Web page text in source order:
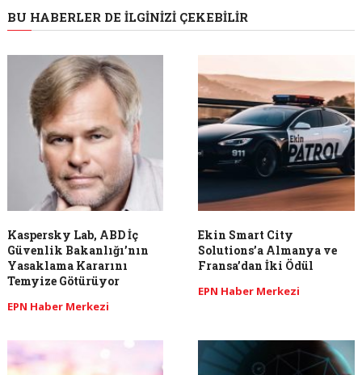
BU HABERLER DE İLGINIZI ÇEKEBILIR
Kaspersky Lab, ABD İç
Güvenlik Bakanlığı’nın
Yasaklama Kararını
Temyize Götürüyor
EPN Haber Merkezi
Ekin Smart City
Solutions’a Almanya ve
Fransa’dan İki Ödül
EPN Haber Merkezi